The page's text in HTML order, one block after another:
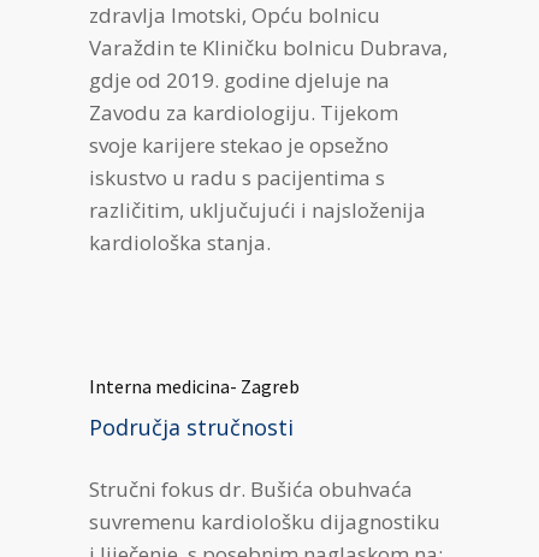
zdravlja Imotski, Opću bolnicu
Varaždin te Kliničku bolnicu Dubrava,
gdje od 2019. godine djeluje na
Zavodu za kardiologiju. Tijekom
svoje karijere stekao je opsežno
iskustvo u radu s pacijentima s
različitim, uključujući i najsloženija
kardiološka stanja.
Interna medicina- Zagreb
Područja stručnosti
Stručni fokus dr. Bušića obuhvaća
suvremenu kardiološku dijagnostiku